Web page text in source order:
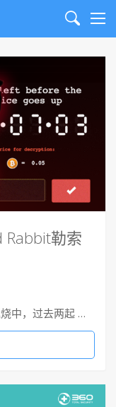
Search
Rabbit勒索
中，过去两起 …